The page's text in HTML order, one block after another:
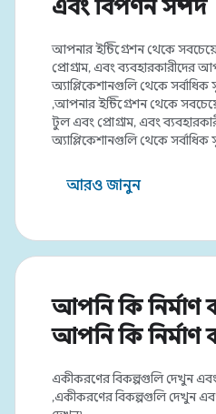
এবং বিপণন সম্পদ
আপনার ইন্টিগ্রেশন থেকে
প্রোগ্রাম, এবং ব্যবহারকারীদের
অ্যাপ্লিকেশানগুলি থেকে সর্বাধিক
,আপনার ইন্টিগ্রেশন থেকে
টুল এবং প্রোগ্রাম, এবং
অ্যাপ্লিকেশানগুলি থেকে সর্বাধিক
আরও জানুন
আপনি কি নির্মাণ
আপনি কি নির্মাণ
একীকরণের বিকল্পগুলি দেখুন
,একীকরণের বিকল্পগুলি দেখুন